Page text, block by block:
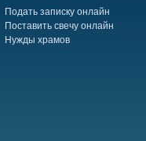
Подать записку онлайн
Поставить свечу онлайн
Нужды храмов